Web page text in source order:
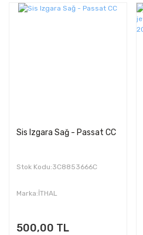
Sis Izgara Sağ - Passat CC
Stok Kodu:3C8853666C
Marka:İTHAL
500,00 TL